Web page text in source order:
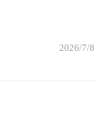
2026/7/